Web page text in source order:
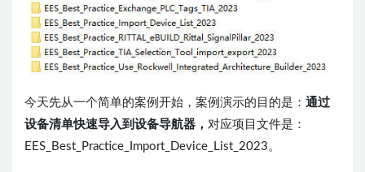
今天先从一个简单的案例开始，案例演示的目的是： 通过
设备清单快速导入到设备导航器， 对应项目文件是：
EES_Best_Practice_Import_Device_List_2023。